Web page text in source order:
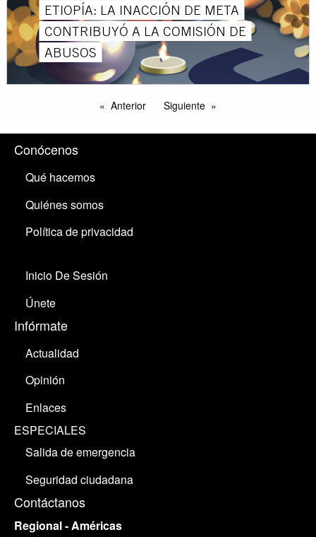
ETIOPÍA: LA INACCIÓN DE META
CONTRIBUYÓ A LA COMISIÓN DE
ABUSOS
Anterior Siguiente
Conócenos
Qué hacemos
Quiénes somos
Política de privacidad
Inicio De Sesión
Únete
Infórmate
Actualidad
Opinión
Enlaces
ESPECIALES
Salida de emergencia
Seguridad ciudadana
Contáctanos
Regional - Américas